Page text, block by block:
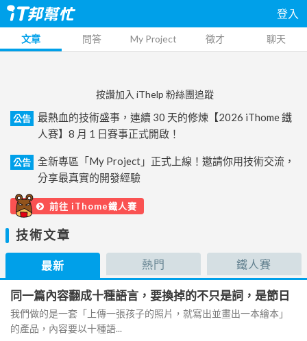
登入
文章 問答 My Project 徵才 聊天
按讚加入 iThelp 粉絲團追蹤
公告
最熱血的技術盛事，連續 30 天的修煉【2026 iThome 鐵
人賽】8 月 1 日賽事正式開啟！
公告
全新專區「My Project」正式上線！邀請你用技術交流，
分享最真實的開發經驗
前往 iThome鐵人賽
技術文章
最新 熱門 鐵人賽
同一篇內容翻成十種語言，要換掉的不只是詞，是節日
我們做的是一套「上傳一張孩子的照片，就寫出並畫出一本繪本」
的產品，內容要以十種語...